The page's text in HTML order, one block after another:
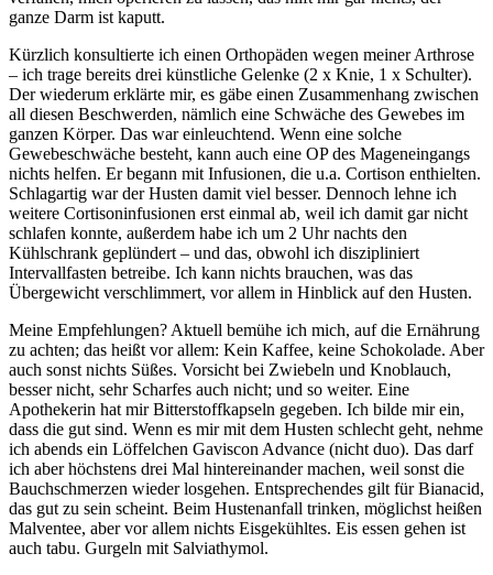
ganze Darm ist kaputt.
Kürzlich konsultierte ich einen Orthopäden wegen meiner Arthrose
– ich trage bereits drei künstliche Gelenke (2 x Knie, 1 x Schulter).
Der wiederum erklärte mir, es gäbe einen Zusammenhang zwischen
all diesen Beschwerden, nämlich eine Schwäche des Gewebes im
ganzen Körper. Das war einleuchtend. Wenn eine solche
Gewebeschwäche besteht, kann auch eine OP des Mageneingangs
nichts helfen. Er begann mit Infusionen, die u.a. Cortison enthielten.
Schlagartig war der Husten damit viel besser. Dennoch lehne ich
weitere Cortisoninfusionen erst einmal ab, weil ich damit gar nicht
schlafen konnte, außerdem habe ich um 2 Uhr nachts den
Kühlschrank geplündert – und das, obwohl ich diszipliniert
Intervallfasten betreibe. Ich kann nichts brauchen, was das
Übergewicht verschlimmert, vor allem in Hinblick auf den Husten.
Meine Empfehlungen? Aktuell bemühe ich mich, auf die Ernährung
zu achten; das heißt vor allem: Kein Kaffee, keine Schokolade. Aber
auch sonst nichts Süßes. Vorsicht bei Zwiebeln und Knoblauch,
besser nicht, sehr Scharfes auch nicht; und so weiter. Eine
Apothekerin hat mir Bitterstoffkapseln gegeben. Ich bilde mir ein,
dass die gut sind. Wenn es mir mit dem Husten schlecht geht, nehme
ich abends ein Löffelchen Gaviscon Advance (nicht duo). Das darf
ich aber höchstens drei Mal hintereinander machen, weil sonst die
Bauchschmerzen wieder losgehen. Entsprechendes gilt für Bianacid,
das gut zu sein scheint. Beim Hustenanfall trinken, möglichst heißen
Malventee, aber vor allem nichts Eisgekühltes. Eis essen gehen ist
auch tabu. Gurgeln mit Salviathymol.